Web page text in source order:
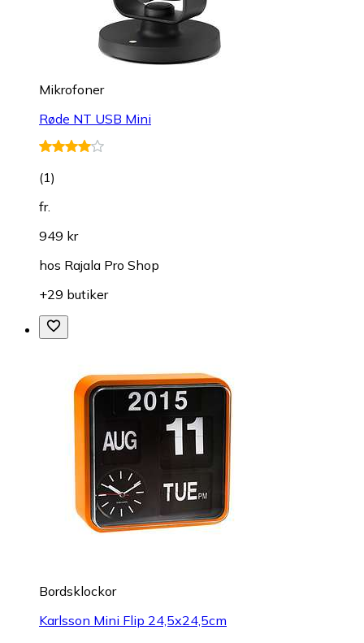
Mikrofoner
Røde NT USB Mini
(1)
fr.
949 kr
hos Rajala Pro Shop
+29 butiker
Bordsklockor
Karlsson Mini Flip 24,5x24,5cm